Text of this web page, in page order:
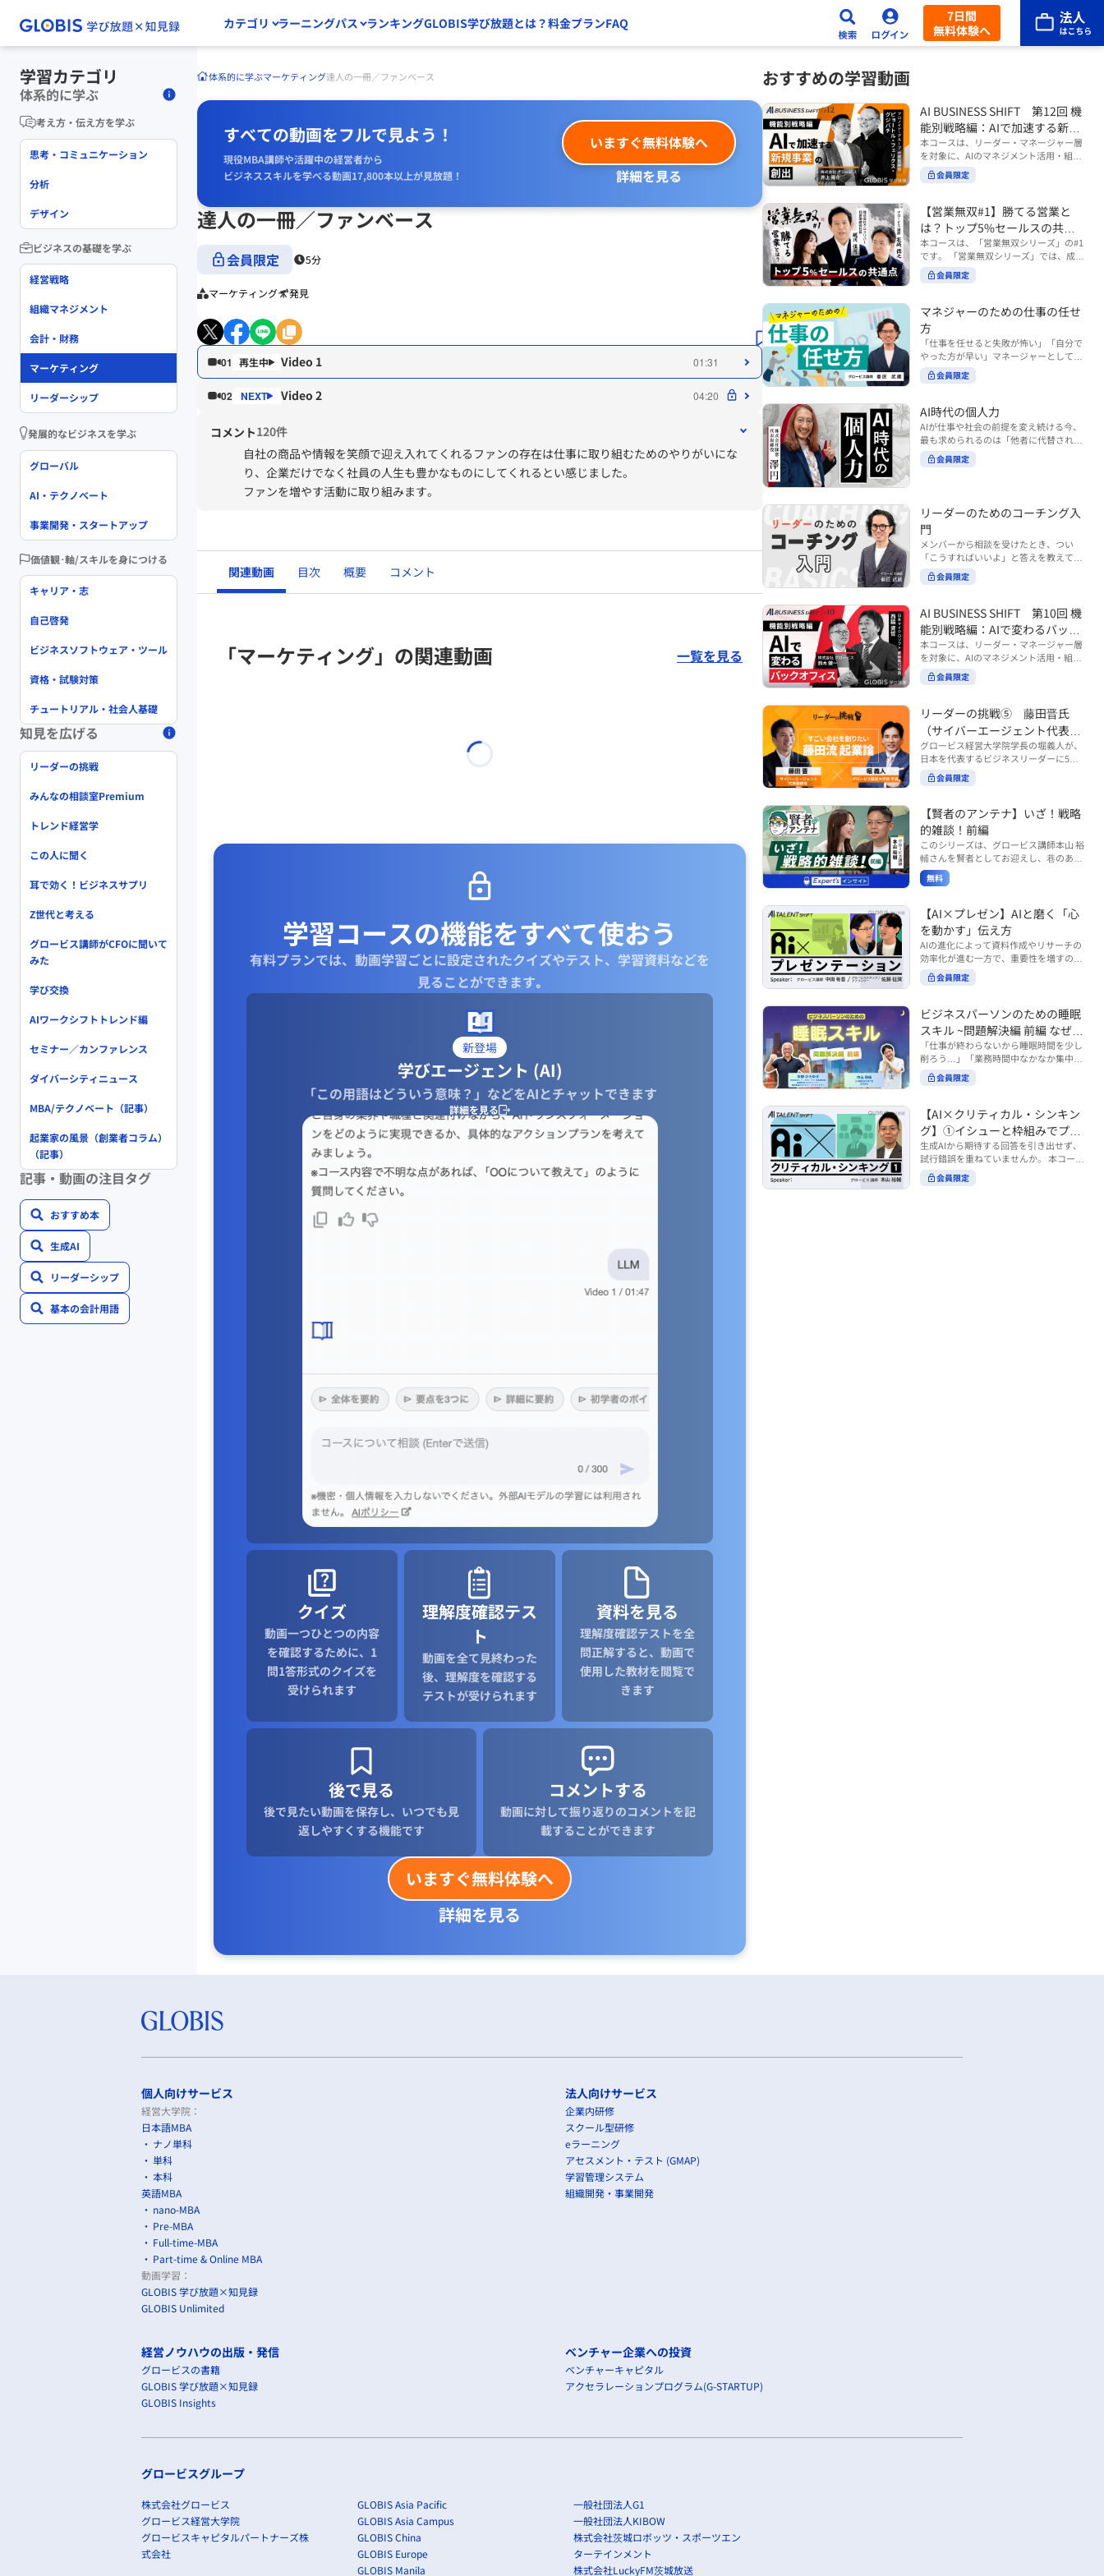
カテゴリ ラーニングパス ランキングGLOBIS学び放題とは？料金プランFAQ
7日間
無料体験へ
体系的に学ぶマーケティング達人の一冊／ファンベース
すべての動画をフルで見よう！
現役MBA講師や活躍中の経営者から
ビジネススキルを学べる動画17,800本以上が見放題！
いますぐ無料体験へ
詳細を見る
達人の一冊／ファンベース
会員限定 5分
マーケティング 発見
01 Video 1 01:31
02 Video 2 04:20
コメント120件
自社の商品や情報を笑顔で迎え入れてくれるファンの存在は仕事に取り組むためのやりがいにな
り、企業だけでなく社員の人生も豊かなものにしてくれるとい感じました。
ファンを増やす活動に取り組みます。
関連動画 目次 概要 コメント
「マーケティング」の関連動画 一覧を見る
学習コースの機能をすべて使おう
有料プランでは、動画学習ごとに設定されたクイズやテスト、学習資料などを
見ることができます｡
新登場
学びエージェント (AI)
「この用語はどういう意味？」などをAIとチャットできます
詳細を見る
クイズ
動画一つひとつの内容
を確認するために、1
問1答形式のクイズを
受けられます
理解度確認テス
ト
動画を全て見終わった
後、理解度を確認する
テストが受けられます
資料を見る
理解度確認テストを全
問正解すると、動画で
使用した教材を閲覧で
きます
後で見る
後で見たい動画を保存し、いつでも見
返しやすくする機能です
コメントする
動画に対して振り返りのコメントを記
載することができます
いますぐ無料体験へ
詳細を見る
おすすめの学習動画
AI BUSINESS SHIFT 第12回 機
能別戦略編：AIで加速する新規
事業の創出
本コースは、リーダー・マネージャー層
を対象に、AIのマネジメント活用・組織
活用を体系的に学ぶ 『AI BUSINESS SHI
FTシリーズ（全12回）』の第12回で
る新規事業の創出」では、新規事業やス
タートアップを取り巻く環境がどのよう
に変化しているのかを俯瞰し、新たな価
値創造と非連続な成長を生み出すため
に、AI時代における事業機会の捉え方
や、成功確率を高めるための考え方につ
携わるリーダー・マネージャーの方 ・AI
を活用して事業創出のスピードや成功確
率を高めたい方 ・AI時代における新規事
業リーダーの役割やマインドセットを学
びたい方 ■AIシフトシリーズとは？ 『AI
BUSINESS SHIFTシリーズ』は以下の3
す。（順次公開） https://unlimited.glo
bis.co.jp/ja/tags/AI%E3%83%93%E3%8
2%B8%E3%83%8D%E3%82%B9%E3%
82%B7%E3%83%95%E3%83%88 ・基
礎編（第1回〜3回）：リーダーやマネー
のリーダーシップや組織変革を中心に学
ぶコース ・機能別戦略編（第8回〜12
回）：AI時代における機能別での戦略の
あり方を中心に学ぶコース より実践的な
AIツールの活用法について学びたい方は
『AI WORK SHIFTシリーズ』をご視聴く
3%BC%E3%82%AF%E3%82%B7%E3%
83%95%E3%83%88 ※本コースは、AIの
マネジメント活用を学ぶ「AIビジネスシ
フト」シリーズの一環として提供してい
ます。 ※本動画は、制作時点の情報に基
づき作成したものです（2026年03月制
会員限定
【営業無双#1】勝てる営業と
は？トップ5%セールスの共通
点
本コースは、「営業無双シリーズ」の#1
です。 「営業無双シリーズ」では、成約
率アップに向けて、お客様に選ばれ続け
る無双の営業になるための実践的な考え
（#2以降は順次公開） 本コースでは、
「勝てる営業とは？トップ5%セールス
の共通点」をテーマに BtoBでお客様に
選ばれる営業の役割 トップ5％のセール
スに共通する行動や考え方 成果につなが
る実践的なポイント などを解説します。
◾️こんな方におすすめ 提案しても顧客に
が多い方 顧客の本当の課題や決裁者の判
断基準をつかみきれず、案件が前に進ま
ない方 再現性のある営業テクニックを身
につけたい方 ※本動画は、制作時点の情
報に基づき作成したものです（2026年7
会員限定
マネジャーのための仕事の任せ
方
「仕事を任せると失敗が怖い」「自分で
やった方が早い」マネージャーとしてメ
ンバーやチームの力を引き出しながら成
果を上げるには、どのように仕事を任せ
い時代において、マネージャーとして成
果を上げ続けるためには、メンバーの個
性や特性を理解し、それに合わせた効果
的な任せ方を身につけることが重要で
す。このコースでは、ソーシャルスタイ
し、自身のリーダーシップを発揮できる
ようになっていきます。 ※本動画は、制
作時点の情報に基づき作成したものです
（2024年12月制作）
会員限定
AI時代の個人力
AIが仕事や社会の前提を変え続ける今、
最も求められるのは「他者に代替されな
い個としての力」“個人力”です。 本コー
スでは、澤円氏の著書『個人力』をもと
ーマは、「Being（ありたい自分）」を
中心に据え、自ら考え（Think）、変化
し（Transform）、協働する（Collabor
ate）ことで、自分らしい価値を発揮し
ていくこと。 リスキリングやAI活用が叫
ばれる今こそ、スキルより先に“自分の
軸”を問うことが重要です。 あなたは何
か？ このコースは、あなたが“ありたい
自分”として生き、キャリアをデザイン
していくための思考と行動のガイドにな
ります。 ※本動画は、制作時点の情報に
基づき作成したものです（2025年11月
制作）
会員限定
リーダーのためのコーチング入
門
メンバーから相談を受けたとき、つい
「こうすればいいよ」と答えを教えてし
まう。 あるいは、「自分で考えてほし
い」と思うあまり、すべて任せきりにし
つつ、自律的に仕事を進めてもらうため
にはどうすればよいのか。 こうした悩み
に直面するリーダー・マネージャーの方
は多いのではないでしょうか。 変化が激
しく、正解のない現代においては、指示
や助言にとどまらず、メンバーの思考を
引き出し、自律的な行動を促す「コーチ
す。 本コースでは、基礎的なコーチング
の考え方を押さえたうえで、実際の職場
で起こりがちな事例をもとに、相手の思
考と行動を引き出す関わり方を学びま
す。 また、代表的なコーチングのフレー
ムワークである「GROWモデル」を取り
の主体性を引き出していくのかを、わか
りやすく解説します。 メンバーとの対話
を、成長を促す機会へと変えていく。そ
の第一歩としておすすめのコースです。
コース内で紹介している「傾聴力」を深
めたい方は、こちらも合わせてご覧くだ
さい。 ・傾聴力 ~リーダーのための聴く
is.co.jp/ja/courses/fe285262/learn/step
s/59808 ・傾聴力 ~リーダーのための聴
く技術~（実践編） https://unlimited.gl
obis.co.jp/ja/courses/01d24a39/learn/s
teps/59813 ※本動画は、制作時点の情
報に基づき作成したものです（2026年6
月制作）
会員限定
AI BUSINESS SHIFT 第10回 機
能別戦略編：AIで変わるバック
オフィス
本コースは、リーダー・マネージャー層
を対象に、AIのマネジメント活用・組織
活用を体系的に学ぶ 『AI BUSINESS SHI
FTシリーズ（全12回）』の第10回で
バックオフィス」では、人事・総務・労
務・経理・情報システムなどのバックオ
フィス領域において、定型業務の自動化
や効率化といった現場レベルのAI活用だ
けでなく、いかにして経営や戦略に貢献
する存在へと進化していくのかについて
考えを深め、学んでいきます。 ■こんな
理・情シスなど、バックオフィス部門を
率いるリーダー・マネージャーの方 ・バ
ックオフィス業務へのAI活用やDX推進を
担っている方 ・AI時代におけるバックオ
フィスの役割や戦略のあり方を考えたい
方 ■AIシフトシリーズとは？ 『AI BUSI
で設計された全12回のシリーズです。
（順次公開） https://unlimited.globis.c
o.jp/ja/tags/AI%E3%83%93%E3%82%B
8%E3%83%8D%E3%82%B9%E3%82%
B7%E3%83%95%E3%83%88 ・基礎編
（第1回〜3回）：リーダーやマネージャ
ーに求められる、AI時代の基礎的なリテ
ジメント編（第4回〜7回）：AI時代のリ
ーダーシップや組織変革を中心に学ぶコ
ース ・機能別戦略編（第8回〜12回）：
AI時代における機能別での戦略のあり方
を中心に学ぶコース より実践的なAIツー
ルの活用法について学びたい方は『AI W
earch?tag=AI%E3%83%AF%E3%83%B
C%E3%82%AF%E3%82%B7%E3%83%
95%E3%83%88 ※本コースは、AIのマネ
ジメント活用を学ぶ「AIビジネスシフ
ト」シリーズの一環として提供していま
す。 ※本動画は、制作時点の情報に基づ
会員限定
リーダーの挑戦⑤ 藤田晋氏
（サイバーエージェント代表取
締役）
グロービス経営大学院学長の堀義人が、
日本を代表するビジネスリーダーに5つ
の質問（能力開発／挑戦／試練／仲間／
志）を投げかけ、その人生哲学を解き明
ーエージェント代表取締役の藤田晋氏。
起業の理由、経営をどうやって学んだ
か、アメーバブログ・ABEMAの立ち上
げ、経営チームづくりについてなど聞い
ていきます。（肩書きは2020年12月11
日撮影当時のもの） 藤田 晋 サイバー
ス・キャピタル・パートナーズ 代表パ
ートナー
会員限定
【賢者のアンテナ】いざ！戦略
的雑談！前編
このシリーズは、グロービス講師本山 裕
輔さんを賢者としてお迎えし、巷のあり
とあらゆるものを独自の視点で紐解き、
皆様の学びの意欲を刺激するコンテンツ
期配信されます。 取り上げて欲しいご質
問やテーマ、感想を随時受け付けていま
す。 グーグルフォーム（https://forms.g
le/qqoBYuRUmUYz4scC6） または グ
ロ放題編集部員のX（https://x.com/mai
rakobayashi） まで、ぜひご要望をお
6月制作）
無料
【AI×プレゼン】AIと磨く「心
を動かす」伝え方
AIの進化によって資料作成やリサーチの
効率化が進む一方で、重要性を増すのが
「伝える力」です。本コースでは、AI時
代のプレゼンに求められるデリバリース
を客観的に評価し、改善できるAI活用法
も紹介。大事な場面で「心を動かす」プ
レゼンをしたい方におすすめです。関連
コース「プレゼンテーションスキル」も
併せてご覧ください。 ▼プレゼン動画分
析プロンプト（辛口） https://hodai.glo
bis.co.jp/learning_documents/6f976cd
ル https://unlimited.globis.co.jp/ja/co
urses/598f3254/ ※本コースは、AI時代
のビジネススキルを学ぶ「AIタレントシ
フト」シリーズの一環として提供してい
ます。 https://unlimited.globis.co.jp/j
a/tags/AI%E3%82%BF%E3%83%AC%E
会員限定
ビジネスパーソンのための睡眠
スキル ~問題解決編 前編 なぜ眠
れないのか？~
「仕事が終わらないから睡眠時間を少し
削ろう…」「業務時間中なかなか集中で
きない…」「毎日朝起きるのがつら
い…」。 あなたはこのような経験をした
トの時間をやりくりするために、真っ先
に削りがちなのが「睡眠」時間。 実は
今、日本社会は世界と比較して「最も眠
らない国」だということもわかってきて
います。 慢性的な睡眠不足は、心身の健
康に悪影響なだけでなく、仕事のパフォ
ーマンスにも当然大きな影響を与え、社
会員限定
【AI×クリティカル・シンキン
グ】①イシューと枠組みでプロ
ンプトを磨く
生成AIから期待する回答を引き出せず、
試行錯誤を重ねていませんか。 本コース
では、生成AI活用の質を高める鍵とし
て、クリティカル・シンキングの視点か
会員限定
学習カテゴリ
体系的に学ぶ
考え方・伝え方を学ぶ
思考・コミュニケーション
分析
デザイン
ビジネスの基礎を学ぶ
経営戦略
組織マネジメント
会計・財務
マーケティング
リーダーシップ
発展的なビジネスを学ぶ
グローバル
AI・テクノベート
事業開発・スタートアップ
価値観･軸/スキルを身につける
キャリア・志
自己啓発
ビジネスソフトウェア・ツール
資格・試験対策
チュートリアル・社会人基礎
知見を広げる
リーダーの挑戦
みんなの相談室Premium
トレンド経営学
この人に聞く
耳で効く！ビジネスサプリ
Z世代と考える
グロービス講師がCFOに聞いて
みた
学び交換
AIワークシフトトレンド編
セミナー／カンファレンス
ダイバーシティニュース
MBA/テクノベート（記事）
起業家の風景（創業者コラム）
（記事）
記事・動画の注目タグ
おすすめ本
生成AI
リーダーシップ
基本の会計用語
個人向けサービス
経営大学院：
日本語MBA
ナノ単科
単科
本科
英語MBA
nano-MBA
Pre-MBA
Full-time-MBA
Part-time & Online MBA
動画学習：
GLOBIS 学び放題×知見録
GLOBIS Unlimited
法人向けサービス
企業内研修
スクール型研修
eラーニング
アセスメント・テスト (GMAP)
学習管理システム
組織開発・事業開発
経営ノウハウの出版・発信
グロービスの書籍
GLOBIS 学び放題×知見録
GLOBIS Insights
ベンチャー企業への投資
ベンチャーキャピタル
アクセラレーションプログラム(G-STARTUP)
グロービスグループ
株式会社グロービス
グロービス経営大学院
グロービスキャピタルパートナーズ株
式会社
GLOBIS Asia Pacific
GLOBIS Asia Campus
GLOBIS China
GLOBIS Europe
GLOBIS Manila
一般社団法人G1
一般社団法人KIBOW
株式会社茨城ロボッツ・スポーツエン
ターテインメント
株式会社LuckyFM茨城放送